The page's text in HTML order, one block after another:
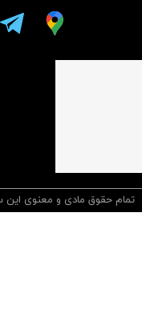
تمام حقوق مادی و معنوی